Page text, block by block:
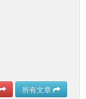
所有文章